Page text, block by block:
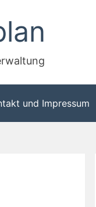
und Impressum